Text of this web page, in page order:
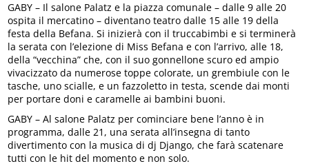
GABY – Il salone Palatz e la piazza comunale – dalle 9 alle 20
ospita il mercatino – diventano teatro dalle 15 alle 19 della
festa della Befana. Si inizierà con il truccabimbi e si terminerà
la serata con l’elezione di Miss Befana e con l’arrivo, alle 18,
della “vecchina” che, con il suo gonnellone scuro ed ampio
vivacizzato da numerose toppe colorate, un grembiule con le
tasche, uno scialle, e un fazzoletto in testa, scende dai monti
per portare doni e caramelle ai bambini buoni.
GABY – Al salone Palatz per cominciare bene l’anno è in
programma, dalle 21, una serata all’insegna di tanto
divertimento con la musica di dj Django, che farà scatenare
tutti con le hit del momento e non solo.